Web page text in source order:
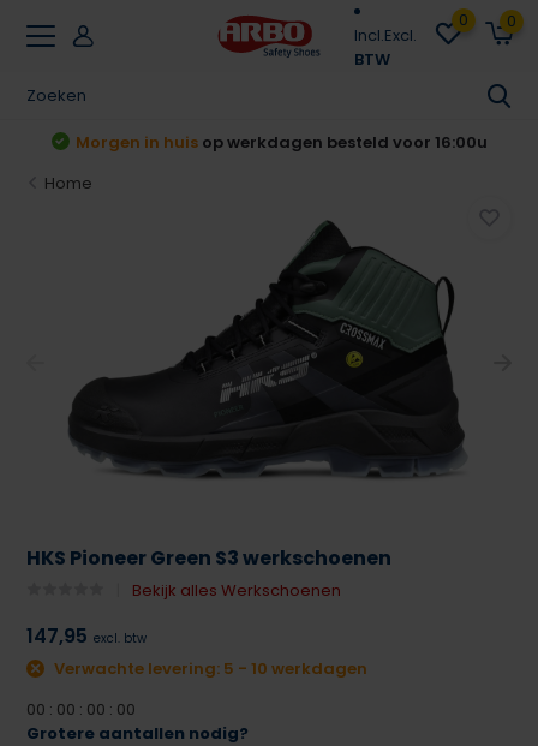
Incl.Excl.
BTW
0 0
Achteraf betalenKlarna & Riverty
Home
HKS Pioneer Green S3 werkschoenen
Bekijk alles Werkschoenen
147,95 excl. btw
Verwachte levering: 5 - 10 werkdagen
00 : 00 : 00 : 00
Grotere aantallen nodig?